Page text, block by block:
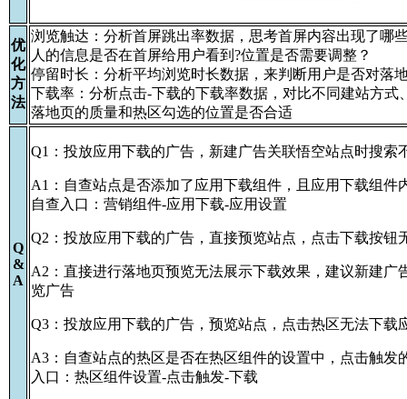
优
化
方
法
浏览触达：分析首屏跳出率数据，思考首屏内容出现了哪
人的信息是否在首屏给用户看到?位置是否需要调整？
停留时长：分析平均浏览时长数据，来判断用户是否对落
下载率：分析点击-下载的下载率数据，对比不同建站方式
落地页的质量和热区勾选的位置是否合适
Q
&
A
Q1：投放应用下载的广告，新建广告关联悟空站点时搜索
A1：自查站点是否添加了应用下载组件，且应用下载组件
自查入口：营销组件-应用下载-应用设置
Q2：投放应用下载的广告，直接预览站点，点击下载按钮
A2：直接进行落地页预览无法展示下载效果，建议新建广
览广告
Q3：投放应用下载的广告，预览站点，点击热区无法下载
A3：自查站点的热区是否在热区组件的设置中，点击触发
入口：热区组件设置-点击触发-下载